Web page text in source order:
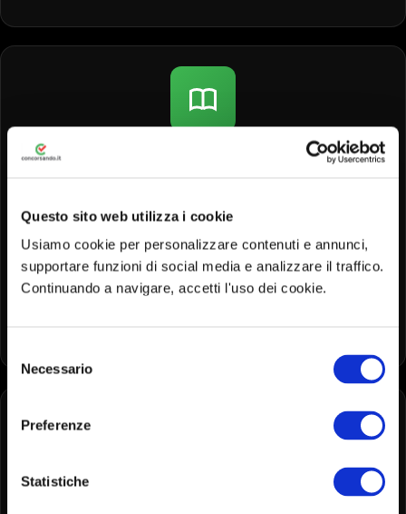
Questo sito web utilizza i cookie
Usiamo cookie per personalizzare contenuti e annunci,
supportare funzioni di social media e analizzare il traffico.
Continuando a navigare, accetti l'uso dei cookie.
delNecessario
Preferenze
Statistiche
Catalogo corsi curato dai docenti
esperti del settore. Sempre
aggiornato, sempre al passo con le